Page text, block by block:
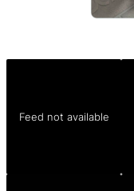
Feed not available